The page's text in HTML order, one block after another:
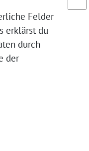
Felder
erklärst du
durch
der